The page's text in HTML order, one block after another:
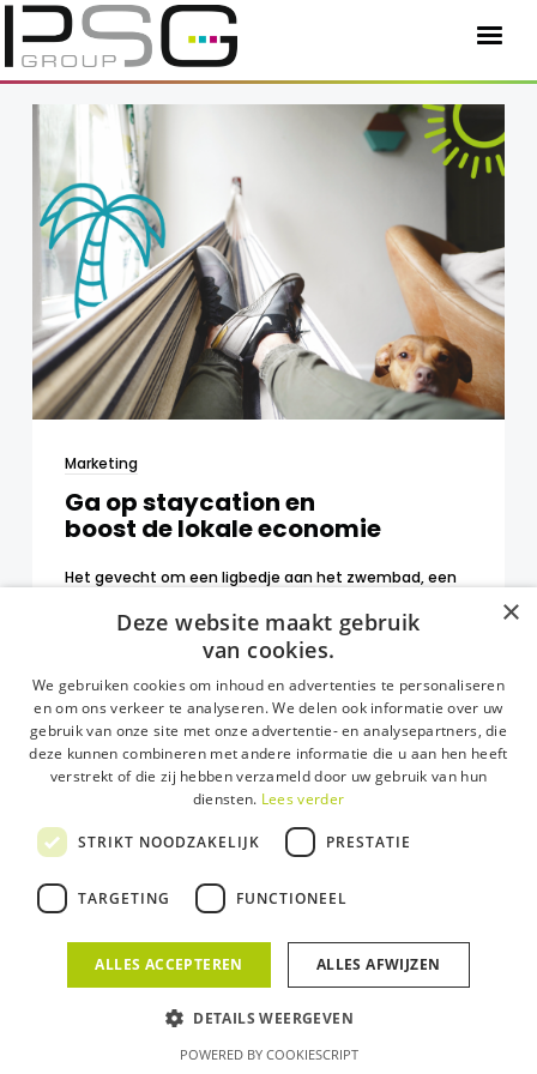
Marketing
Ga op staycation en
boost de lokale economie
Het gevecht om een ligbedje aan het zwembad, een
HOME
STUDIO
EDITIONS
WERK
KLANTEN
ONS TEAM
CONTACT
DESIGNED BYPSG CREATIVE
×
Deze website maakt gebruik
van cookies.
We gebruiken cookies om inhoud en advertenties te personaliseren
en om ons verkeer te analyseren. We delen ook informatie over uw
gebruik van onze site met onze advertentie- en analysepartners, die
deze kunnen combineren met andere informatie die u aan hen heeft
verstrekt of die zij hebben verzameld door uw gebruik van hun
diensten. Lees verder
STRIKT NOODZAKELIJK PRESTATIE
TARGETING FUNCTIONEEL
ALLES ACCEPTEREN ALLES AFWIJZEN
DETAILS WEERGEVEN
POWERED BY COOKIESCRIPT